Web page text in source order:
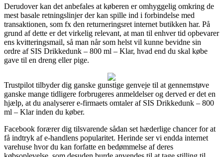
Derudover kan det anbefales at køberen er omhyggelig omkring de
mest basale retningslinjer der kan spille ind i forbindelse med
transaktionen, som fx den returneringsret internet butikken har. På
grund af dette er det virkelig relevant, at man til enhver tid opbevarer
ens kvitteringsmail, så man når som helst vil kunne bevidne sin
ordre af SIS Drikkedunk – 800 ml – Klar, hvad end du skal købe
gave til en dreng eller pige.
Trustpilot tilbyder dig ganske gunstige genveje til at gennemstøve
ganske mange tidligere forbrugeres anmeldelser og derved er det en
hjælp, at du analyserer e-firmaets omtaler af SIS Drikkedunk – 800
ml – Klar inden du køber.
Facebook forærer dig tilsvarende sådan set hæderlige chancer for at
få indtryk af e-handlens popularitet. Herinde ser vi endda internet
varehuse hvor du kan forfatte en bedømmelse af deres